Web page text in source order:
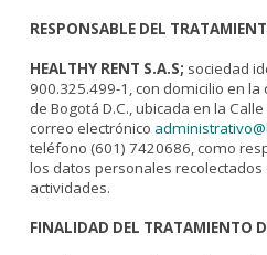
RESPONSABLE DEL
HEALTHY RENT S.A.S; sociedad
900.325.499-1, con domicilio en la
de Bogotá D.C., ubicada en la
correo electrónico
teléfono (601) 7420686, como
los datos personales
actividades.
FINALIDAD DEL TRATAMIENTO